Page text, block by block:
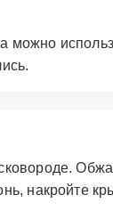
можно
накройте